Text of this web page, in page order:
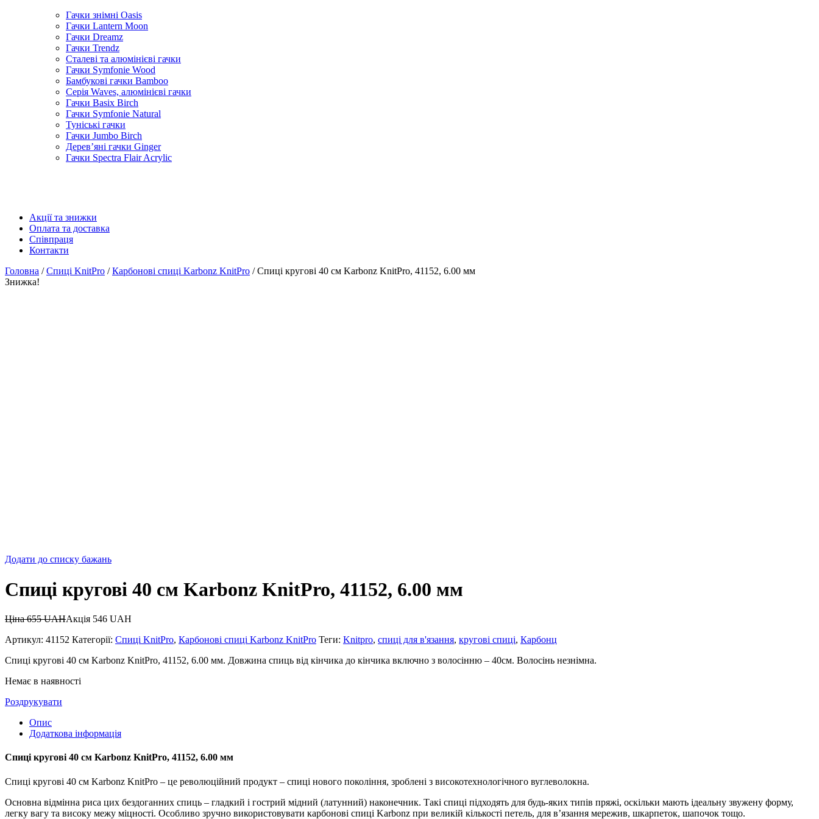
Гачки знімні Oasis
Гачки Lantern Moon
Гачки Dreamz
Гачки Trendz
Сталеві та алюмінієві гачки
Гачки Symfonie Wood
Бамбукові гачки Bamboo
Серія Waves, алюмінієві гачки
Гачки Basix Birch
Гачки Symfonie Natural
Туніські гачки
Гачки Jumbo Birch
Дерев’яні гачки Ginger
Гачки Spectra Flair Acrylic
Акції та знижки
Оплата та доставка
Співпраця
Контакти
Головна /Спиці KnitPro /Карбонові спиці Karbonz KnitPro / Спиці кругові 40 см Karbonz KnitPro, 41152, 6.00 мм
Знижка!
Додати до списку бажань
Спиці кругові 40 см Karbonz KnitPro, 41152, 6.00 мм
Ціна655UAHАкція 546 UAH
Артикул: 41152 Категорії: Спиці KnitPro, Карбонові спиці Karbonz KnitPro Теги: Knitpro, спиці для в'язання, кругові спиці, Карбонц
Спиці кругові 40 см Karbonz KnitPro, 41152, 6.00 мм. Довжина спиць від кінчика до кінчика включно з волосінню – 40см. Волосінь незнімна.
Немає в наявності
Роздрукувати
Опис
Додаткова інформація
Спиці кругові 40 см Karbonz KnitPro, 41152, 6.00 мм
Спиці кругові 40 см Karbonz KnitPro – це революційний продукт – спиці нового покоління, зроблені з високотехнологічного вуглеволокна.
Основна відмінна риса цих бездоганних спиць – гладкий і гострий мідний (латунний) наконечник. Такі спиці підходять для будь-яких типів пряжі, оскільки мають ідеальну звужену форму,
легку вагу та високу межу міцності. Особливо зручно використовувати карбонові спиці Karbonz при великій кількості петель, для в’язання мережив, шкарпеток, шапочок тощо.